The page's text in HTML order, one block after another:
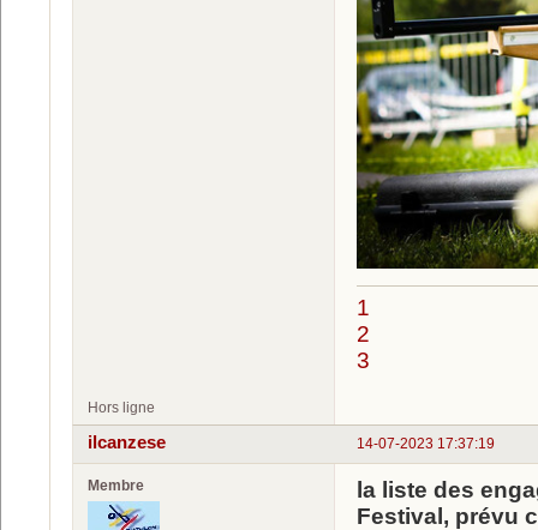
1
2
3
Hors ligne
14-07-2023 17:37:19
ilcanzese
Membre
la liste des
Festival, prévu